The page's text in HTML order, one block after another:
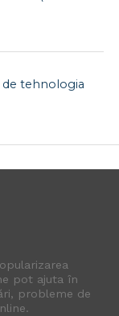
de tehnologia
pot ajuta în
probleme de